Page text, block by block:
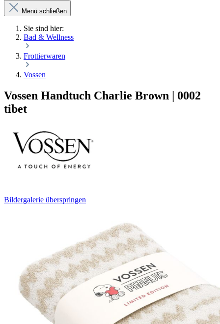
Menü schließen
Sie sind hier:
Bad & Wellness
Frottierwaren
Vossen
Vossen Handtuch Charlie Brown | 0002
tibet
Bildergalerie überspringen